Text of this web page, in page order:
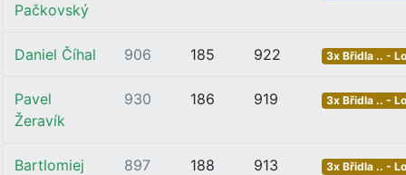
Pačkovský
Daniel Číhal 906 185 922 3x Břidla .. -
Pavel
Žeravík
930 186 919 3x Břidla .. -
Bartlomiej
897 188 913 3x Břidla .. -